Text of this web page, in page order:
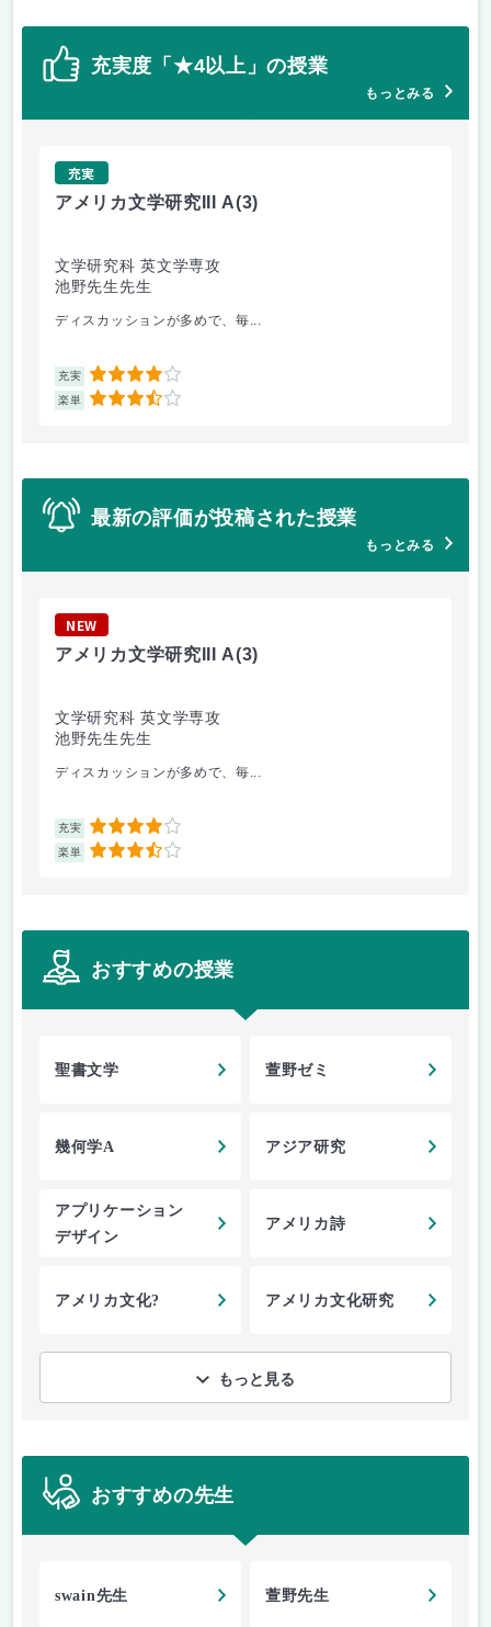
充実度「★4以上」の授業
もっとみる
充実
アメリカ文学研究III A(3)
文学研究科 英文学専攻
池野先生先生
ディスカッションが多めで、毎...
充実 4
楽単 3.5
最新の評価が投稿された授業
もっとみる
NEW
アメリカ文学研究III A(3)
文学研究科 英文学専攻
池野先生先生
ディスカッションが多めで、毎...
充実 4
楽単 3.5
おすすめの授業
聖書文学 萱野ゼミ
幾何学A アジア研究
アプリケーション
デザイン
アメリカ詩
アメリカ文化? アメリカ文化研究
もっと見る
おすすめの先生
swain先生 萱野先生